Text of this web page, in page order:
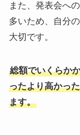
また、発表会へ
多いため、自分
大切です。
総額でいくらか
ったより高かっ
ます。